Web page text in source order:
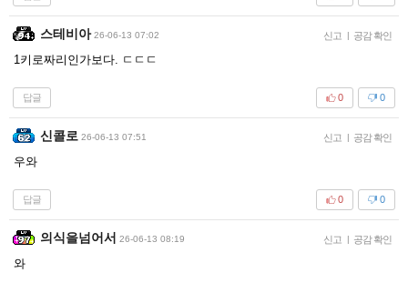
스테비아 26-06-13 07:02 신고 | 공감 확인
1키로짜리인가보다. ㄷㄷㄷ
답글 0
0
신콜로 26-06-13 07:51 신고 | 공감 확인
우와
답글 0
0
의식을넘어서 26-06-13 08:19 신고 | 공감 확인
와